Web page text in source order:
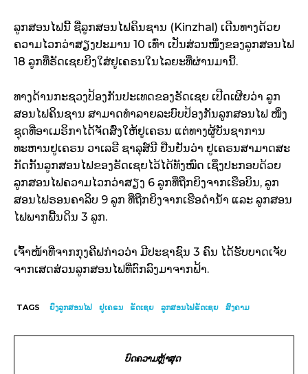
ລູກສອນໄຟນີ້ ຊື່ລູກສອນໄຟຄິນຊານ (Kinzhal) ເດີນທາງດ້ວຍ
ຄວາມໄວກວ່າສຽງປະມານ 10 ເທົ່າ ເປັນສ່ວນໜຶ່ງຂອງລູກສອນໄຟ
18 ລູກທີ່ຣັດເຊຍຍິງໃສ່ຢູເຄຣນໃນໄລຍະທີ່ຜ່ານມານີ້.
ທາງດ້ານກະຊວງປ້ອງກັນປະເທດຂອງຣັດເຊຍ ເປີດເຜີຍວ່າ ລູກ
ສອນໄຟຄິນຊານ ສາມາດທຳລາຍລະບົບປ້ອງກັນລູກສອນໄຟ ໜຶ່ງ
ຊຸດທີ່ອາເມຣິກາໄດ້ຈັດສົ່ງໃຫ້ຢູເຄຣນ ແຕ່ທາງຜູ້ບັນຊາການ
ທະຫານຢູເຄຣນ ວາເລຣີ ຊາລຸສ໌ນີ ຢືນຢັນວ່າ ຢູເຄຣນສາມາດສະ
ກັດກັ້ນລູກສອນໄຟຂອງຣັດເຊຍໄວ້ໄດ້ທັງໝົດ ເຊິ່ງປະກອບດ້ວຍ
ລູກສອນໄຟຄວາມໄວກວ່າສຽງ 6 ລູກທີ່ຖືກຍິງຈາກເຮືອບິນ, ລູກ
ສອນໄຟຣອນຄາລິບ 9 ລູກ ທີ່ຖືກຍິງຈາກເຮືອດຳນ້ຳ ແລະ ລູກສອນ
ໄຟພາກພື້ນດິນ 3 ລູກ.
ເຈົ້າໜ້າທີ່ຈາກກຸງຄີຟກ່າວວ່າ ມີປະຊາຊົນ 3 ຄົນ ໄດ້ຮັບບາດເຈັບ
ຈາກເສດສ່ວນລູກສອນໄຟທີ່ຕົກລົງມາຈາກຟ້າ.
TAGS ຍິງລູກສອນໄຟ ຢູເຄຣນ ຣັດເຊຍ ລູກສອນໄຟຣັດເຊຍ ສົງຄາມ
ບົດຄວາມຫຼ້າສຸດ